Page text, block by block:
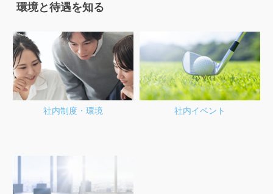
環境と待遇を知る
社内制度・環境 社内イベント